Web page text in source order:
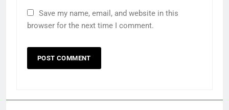
Save my name, email, and website in this
browser for the next time I comment.